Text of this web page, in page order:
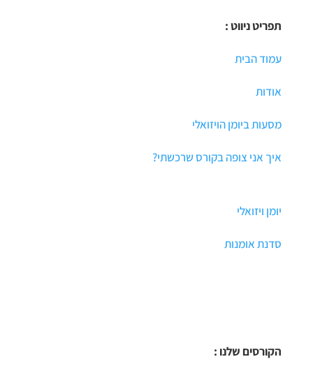
תפריט ניווט :
עמוד הבית
אודות
מסעות ביומן הויזואלי
איך אני צופה בקורס שרכשתי?
יומן ויזואלי
סדנת אומנות
הקורסים שלנו :